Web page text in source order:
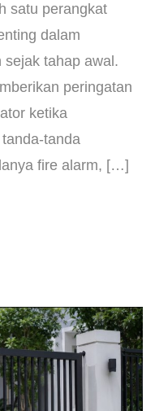
satu perangkat
dalam
sejak tahap awal.
peringatan
ketika
tanda
fire alarm, […]